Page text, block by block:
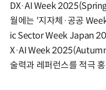
DX·AI Week
월에는 '지자체·공공
ic Sector Week Japan
X·AI Week
술력과 레퍼런스를 적극